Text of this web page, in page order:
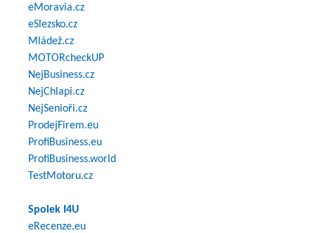
eMoravia.cz
eSlezsko.cz
Mládež.cz
MOTORcheckUP
NejBusiness.cz
NejChlapi.cz
NejSenioři.cz
ProdejFirem.eu
ProfiBusiness.eu
ProfiBusiness.world
TestMotoru.cz
Spolek I4U
eRecenze.eu